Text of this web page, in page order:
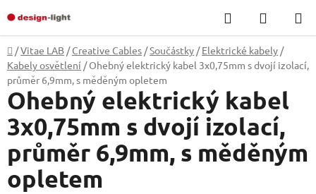
na
obsah
Hledat
KOŠÍK
Domů
/Vitae LAB / Creative Cables /Součástky / Elektrické kabely /
Kabely osvětlení / Ohebný elektrický kabel 3x0,75mm s dvojí izolací,
průměr 6,9mm, s měděným opletem
Ohebný elektrický kabel
3x0,75mm s dvojí izolací,
průměr 6,9mm, s měděným
opletem